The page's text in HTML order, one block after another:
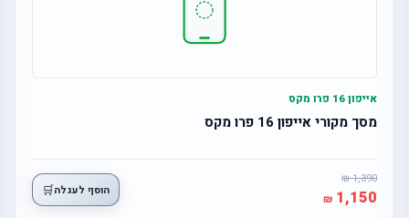
אייפון 16 פרו מקס
מסך מקורי אייפון 16 פרו מקס
1,390
1,150 הוסף לעגלה🛒